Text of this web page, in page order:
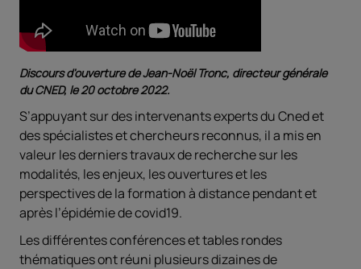
Discours d'ouverture de Jean-Noël Tronc, directeur générale
du CNED, le 20 octobre 2022.
S’appuyant sur des intervenants experts du Cned et
des spécialistes et chercheurs reconnus, il a mis en
valeur les derniers travaux de recherche sur les
modalités, les enjeux, les ouvertures et les
perspectives de la formation à distance pendant et
après l’épidémie de covid19.
Les différentes conférences et tables rondes
thématiques ont réuni plusieurs dizaines de